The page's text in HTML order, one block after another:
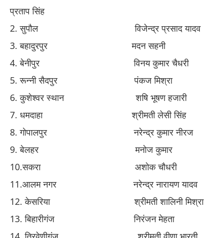
प्रताप सिंह
​2. ​सुपौल ​विजेन्द्र प्रसाद यादव
​3. ​बहादुरपुर ​मदन सहनी
​4. ​बेनीपुर ​विनय कुमार चैधरी
​5. ​रून्नी सैदपुर ​पंकज मिश्रा
​6. ​कुशेश्वरस्थान ​शषि भूषण हजारी
​7. ​ धमदाहा ​ ​श्रीमती लेसी सिंह
​8. ​गोपालपुर ​नरेन्द्र कुमार नीरज
​9. ​बेलहर ​मनोज कुमार
​10.​सकरा अशोक​चौधरी
​11.​आलम नगर ​नरेन्द्र नारायण यादव
​12. ​केसरिया ​ ​श्रीमती शालिनी मिश्रा
​13. ​बिहारीगंज ​निरंजन मेहता